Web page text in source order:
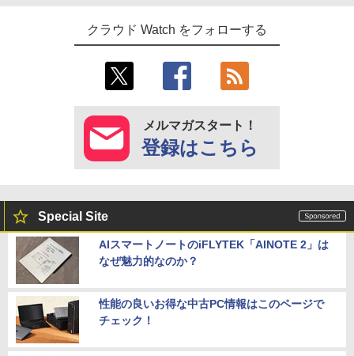
クラウド Watch をフォローする
メルマガスタート！
登録はこちら
Special Site
AIスマートノートのiFLYTEK「AINOTE 2」は
なぜ魅力的なのか？
性能の良いお得な中古PC情報はこのページで
チェック！